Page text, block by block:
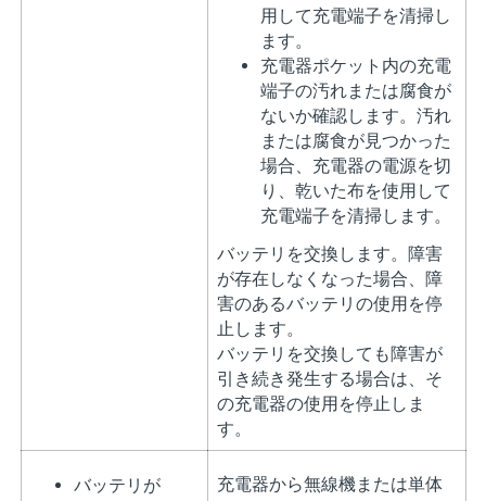
用して充電端子を清掃し
ます。
充電器ポケット内の充電
端子の汚れまたは腐食が
ないか確認します。汚れ
または腐食が見つかった
場合、充電器の電源を切
り、乾いた布を使用して
充電端子を清掃します。
バッテリを交換します。障害
が存在しなくなった場合、障
害のあるバッテリの使用を停
止します。
バッテリを交換しても障害が
引き続き発生する場合は、そ
の充電器の使用を停止しま
す。
バッテリが
充電器から無線機または単体